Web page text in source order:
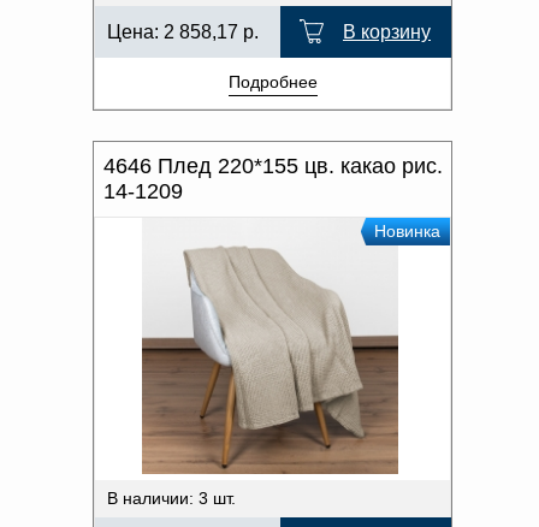
Цена: 2 858,17 р. В корзину
Подробнее
4646 Плед 220*155 цв. какао рис.
14-1209
Новинка
В наличии: 3 шт.